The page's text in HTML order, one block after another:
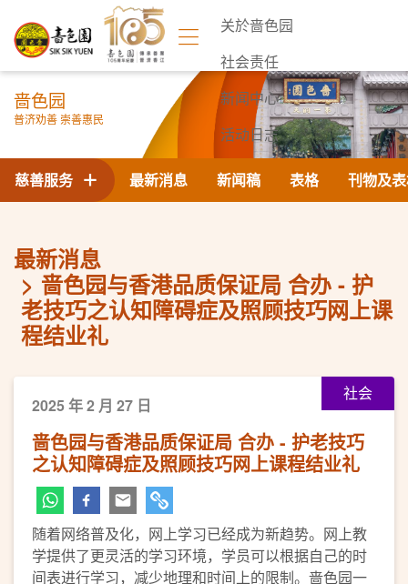
关於啬色园
社会责任
新闻中心
活动日志
联络我们
啬色园
普济劝善 崇善惠民
最新消息 新闻稿 表格 刊物及
慈善服务
最新消息
啬色园与香港品质保证局 合办 - 护
老技巧之认知障碍症及照顾技巧网上课
程结业礼
社会
2025 年 2 月 27 日
啬色园与香港品质保证局 合办 - 护老技巧
之认知障碍症及照顾技巧网上课程结业礼
随着网络普及化，网上学习已经成为新趋势。网上教
学提供了更灵活的学习环境，学员可以根据自己的时
间表进行学习，减少地理和时间上的限制。啬色园一